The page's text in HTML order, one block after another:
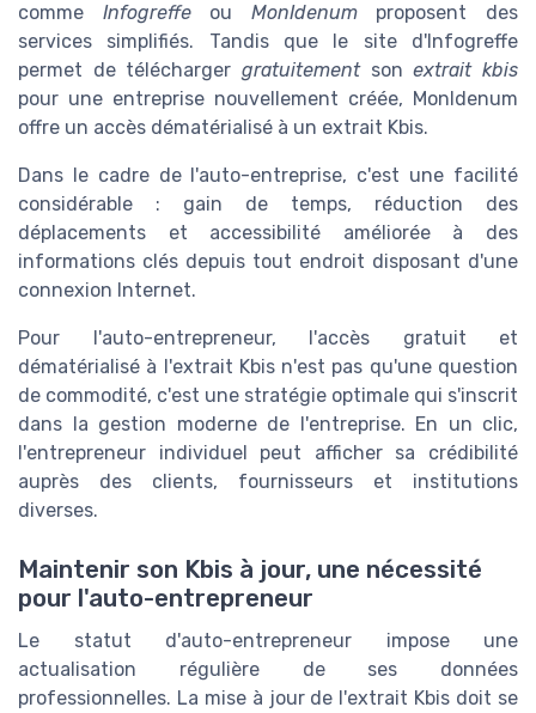
comme Infogreffeou MonIdenumproposent des
services simplifiés. Tandis que le site d'Infogreffe
permet de télécharger gratuitementsonextrait kbis
pour une entreprise nouvellement créée, MonIdenum
offre un accès dématérialisé à un extrait Kbis.
Dans le cadre de l'auto-entreprise, c'est une facilité
considérable : gain de temps, réduction des
déplacements et accessibilité améliorée à des
informations clés depuis tout endroit disposant d'une
connexion Internet.
Pour l'auto-entrepreneur, l'accès gratuit et
dématérialisé à l'extrait Kbis n'est pas qu'une question
de commodité, c'est une stratégie optimale qui s'inscrit
dans la gestion moderne de l'entreprise. En un clic,
l'entrepreneur individuel peut afficher sa crédibilité
auprès des clients, fournisseurs et institutions
diverses.
Maintenir son Kbis à jour, une nécessité
pour l'auto-entrepreneur
Le statut d'auto-entrepreneur impose une
actualisation régulière de ses données
professionnelles. La mise à jour de l'extrait Kbis doit se